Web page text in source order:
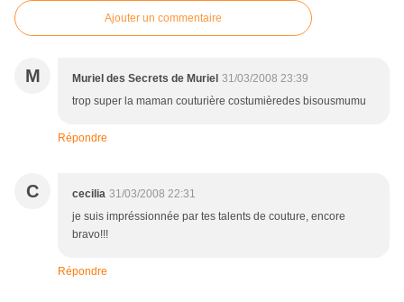
Ajouter un commentaire
M Muriel des Secrets de Muriel 31/03/2008 23:39
trop super la maman couturière costumièredes bisousmumu
Répondre
C cecilia 31/03/2008 22:31
je suis impréssionnée par tes talents de couture, encore
bravo!!!
Répondre